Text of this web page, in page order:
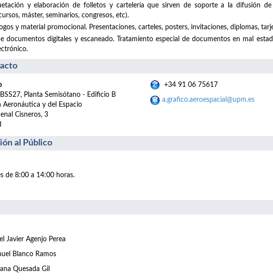
y elaboración de folletos y cartelería que sirven de soporte a la difusión
máster, seminarios, congresos, etc).
y material promocional. Presentaciones, carteles, posters, invitaciones, diplomas,
documentos digitales y escaneado. Tratamiento especial de documentos en mal
Planta Semisótano - Edificio B
Aeronáutica y del Espacio
Cisneros, 3
+34 91 06 75617
a.grafico.aeroespacial@upm.es
al Público
de 8:00 a 14:00 horas.
Agenjo Perea
Blanco Ramos
Quesada Gil